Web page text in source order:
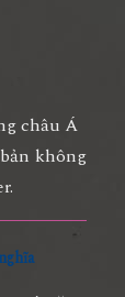
châu Á
không